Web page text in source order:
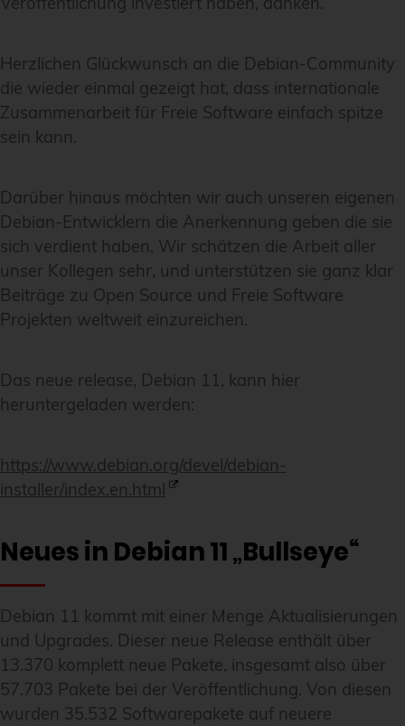
Herzlichen Glückwunsch an die Debian-Community
die wieder einmal gezeigt hat, dass internationale
Zusammenarbeit für Freie Software einfach spitze
sein kann.
Darüber hinaus möchten wir auch unseren eigenen
Debian-Entwicklern die Anerkennung geben die sie
sich verdient haben. Wir schätzen die Arbeit aller
unser Kollegen sehr, und unterstützen sie ganz klar
Beiträge zu Open Source und Freie Software
Projekten weltweit einzureichen.
Das neue release, Debian 11, kann hier
heruntergeladen werden:
https://www.debian.org/devel/debian-
installer/index.en.html
Neues in Debian 11 „Bullseye“
Debian 11 kommt mit einer Menge Aktualisierungen
und Upgrades. Dieser neue Release enthält über
13.370 komplett neue Pakete, insgesamt also über
57.703 Pakete bei der Veröffentlichung. Von diesen
wurden 35.532 Softwarepakete auf neuere